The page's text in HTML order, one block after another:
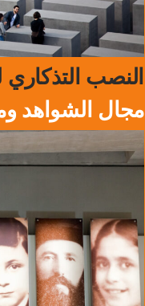
النصب التذكاري
مجال الشواهد